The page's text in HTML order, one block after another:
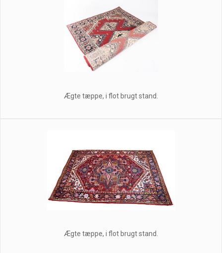
Ægte tæppe, i flot brugt stand.
Ægte tæppe, i flot brugt stand.